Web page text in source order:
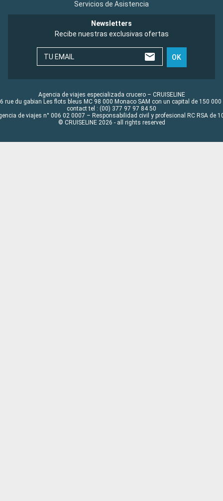
Servicios de Asistencia
Newsletters
Recibe nuestras exclusivas ofertas
TU EMAIL OK
Agencia de viajes especializada crucero – CRUISELINE
rue du gabian Les flots bleus MC 98 000 Monaco SAM con un capital de 150 000
contact tel : (00) 377 97 97 84 50
de viajes n° 006 02 0007 – Responsabilidad civil y profesional RC RSA de
© CRUISELINE 2026 - all rights reserved